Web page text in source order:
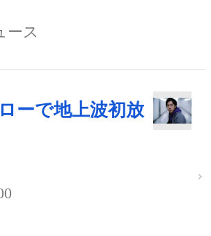
ース
ーで地上波初放